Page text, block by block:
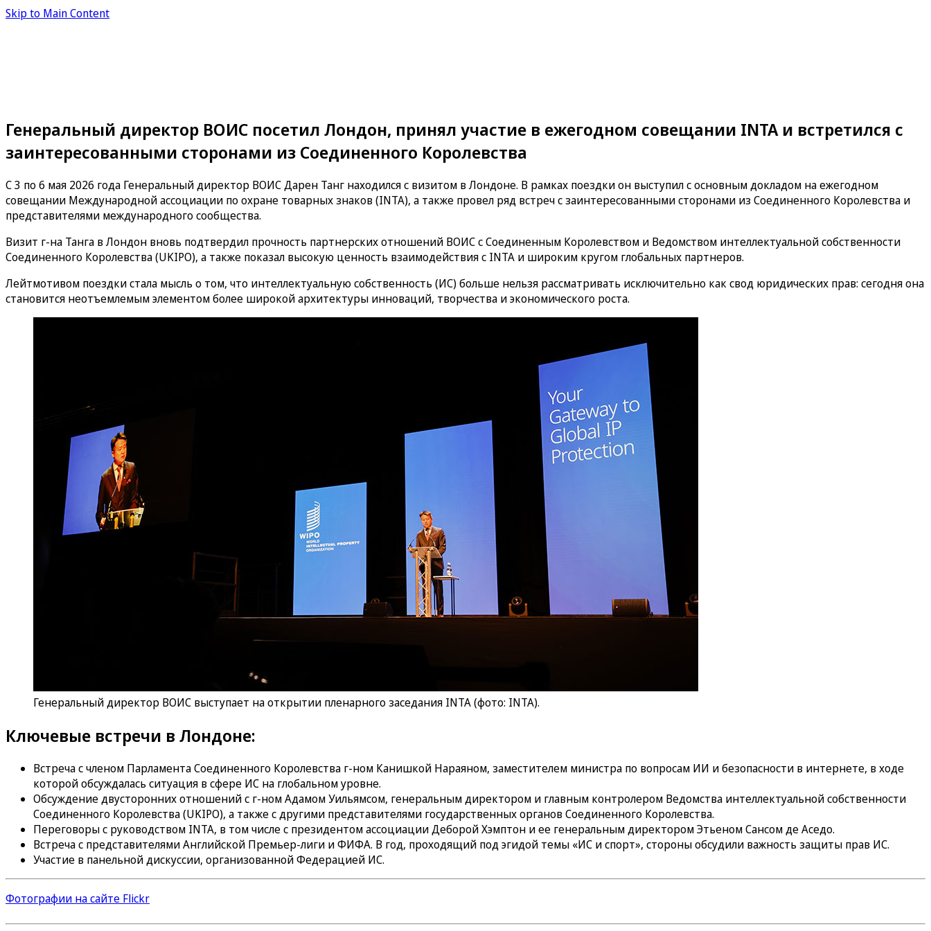
Skip to Main Content
Генеральный директор ВОИС посетил Лондон, принял участие в ежегодном совещании INTA и встретился с
заинтересованными сторонами из Соединенного Королевства
С 3 по 6 мая 2026 года Генеральный директор ВОИС Дарен Танг находился с визитом в Лондоне. В рамках поездки он выступил с основным докладом на ежегодном
совещании Международной ассоциации по охране товарных знаков (INTA), а также провел ряд встреч с заинтересованными сторонами из Соединенного Королевства и
представителями международного сообщества.
Визит г-на Танга в Лондон вновь подтвердил прочность партнерских отношений ВОИС с Соединенным Королевством и Ведомством интеллектуальной собственности
Соединенного Королевства (UKIPO), а также показал высокую ценность взаимодействия с INTA и широким кругом глобальных партнеров.
Лейтмотивом поездки стала мысль о том, что интеллектуальную собственность (ИС) больше нельзя рассматривать исключительно как свод юридических прав: сегодня она
становится неотъемлемым элементом более широкой архитектуры инноваций, творчества и экономического роста.
Генеральный директор ВОИС выступает на открытии пленарного заседания INTA (фото: INTA).
Ключевые встречи в Лондоне:
Встреча с членом Парламента Соединенного Королевства г-ном Канишкой Нараяном, заместителем министра по вопросам ИИ и безопасности в интернете, в ходе
которой обсуждалась ситуация в сфере ИС на глобальном уровне.
Обсуждение двусторонних отношений с г-ном Адамом Уильямсом, генеральным директором и главным контролером Ведомства интеллектуальной собственности
Соединенного Королевства (UKIPO), а также с другими представителями государственных органов Соединенного Королевства.
Переговоры с руководством INTA, в том числе с президентом ассоциации Деборой Хэмптон и ее генеральным директором Этьеном Сансом де Аседо.
Встреча с представителями Английской Премьер-лиги и ФИФА. В год, проходящий под эгидой темы «ИС и спорт», стороны обсудили важность защиты прав ИС.
Участие в панельной дискуссии, организованной Федерацией ИС.
Фотографии на сайте Flickr